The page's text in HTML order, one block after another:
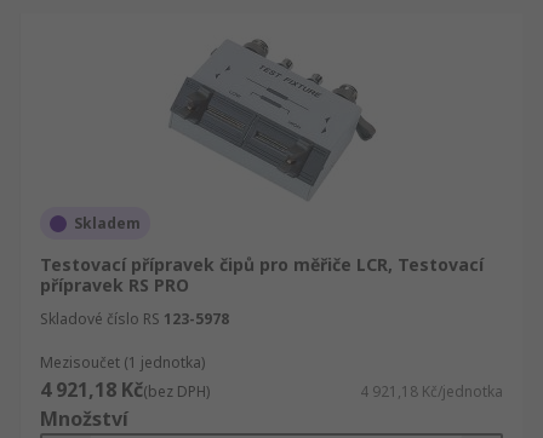
Skladem
Testovací přípravek čipů pro měřiče LCR, Testovací
přípravek RS PRO
Skladové číslo RS 123-5978
Mezisoučet (1 jednotka)
4 921,18 Kč(bez DPH) 4 921,18 Kč/jednotka
Množství